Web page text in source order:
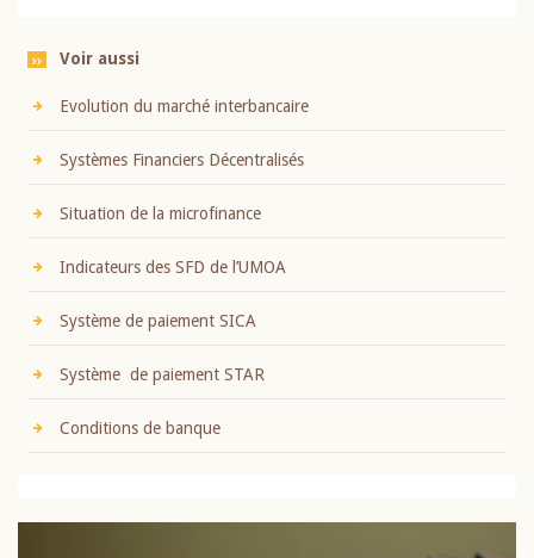
Voir aussi
Evolution du marché interbancaire
Systèmes Financiers Décentralisés
Situation de la microfinance
Indicateurs des SFD de l’UMOA
Système de paiement SICA
Système de paiement STAR
Conditions de banque